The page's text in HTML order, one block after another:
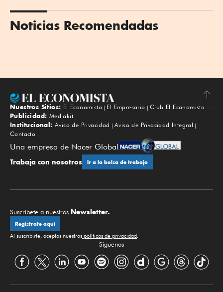
Noticias Recomendadas
Subir
Nuestros Sitios: El Economista El Empresario
Club El Economista
Publicidad: Mediakit
Institucional: Aviso de Privacidad
Aviso de Privacidad Integral
Contacto
Una empresa de Nacer Global
Trabaja con nosotros Ir a la bolsa de trabajo
Suscríbete a nuestros Newsletter.
Regístrate aquí
Al suscribirte, aceptas nuestras políticas de privacidad
Síguenos